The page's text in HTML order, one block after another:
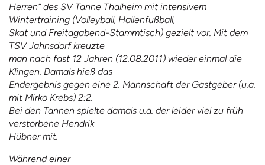
Herren“ des SV Tanne Thalheim mit intensivem
Wintertraining (Volleyball, Hallenfußball,
Skat und Freitagabend-Stammtisch) gezielt vor. Mit dem
TSV Jahnsdorf kreuzte
man nach fast 12 Jahren (12.08.2011) wieder einmal die
Klingen. Damals hieß das
Endergebnis gegen eine 2. Mannschaft der Gastgeber (u.a.
mit Mirko Krebs) 2:2.
Bei den Tannen spielte damals u.a. der leider viel zu früh
verstorbene Hendrik
Hübner mit.
Während einer